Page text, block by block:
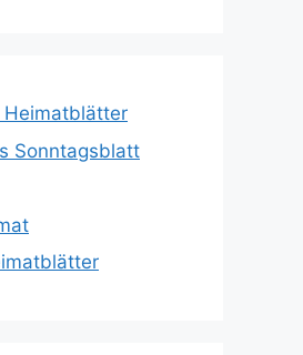
Heimatblätter
Sonntagsblatt